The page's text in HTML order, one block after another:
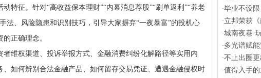
特征。针对“高收益保本理财”“内幕消息荐股”“刷单返利”“养老
法、风险隐患和识别技巧，引导大家摒弃“一夜暴富”的投机心
正确理念。
维权渠道、投诉举报方式、金融消费纠纷化解路径等实用内
如何辨别合法金融产品、如何留存交易凭证、遭遇金融侵权时
·毕业不设
·立邦荣获
·城南夜巷·
·多光谱赋
·不止出圈
·值得入手